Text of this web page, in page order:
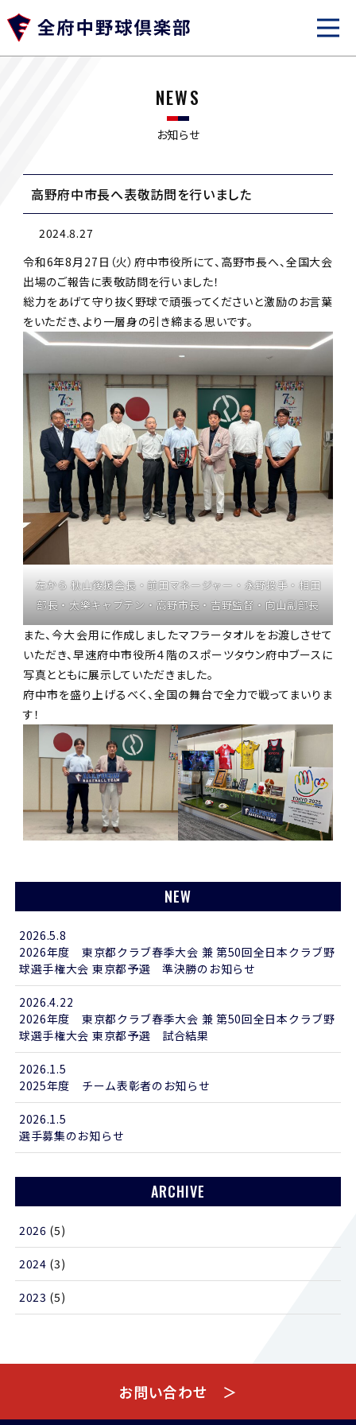
NEWS
お知らせ
高野府中市長へ表敬訪問を行いました
2024.8.27
令和6年8月27日（火）府中市役所にて、高野市長へ、全国大会
出場のご報告に表敬訪問を行いました！
総力をあげて守り抜く野球で頑張ってくださいと激励のお言葉
をいただき、より一層身の引き締まる思いです。
左から 秋山後援会長・前田マネージャー・永野投手・相田
部長・太樂キャプテン・高野市長・吉野監督・向山副部長
また、今大会用に作成しましたマフラータオルをお渡しさせて
いただき、早速府中市役所４階のスポーツタウン府中ブースに
写真とともに展示していただきました。
府中市を盛り上げるべく、全国の舞台で全力で戦ってまいりま
す！
NEW
2026.5.8
2026年度 東京都クラブ春季大会 兼 第50回全日本クラブ野
球選手権大会 東京都予選 準決勝のお知らせ
2026.4.22
2026年度 東京都クラブ春季大会 兼 第50回全日本クラブ野
球選手権大会 東京都予選 試合結果
2026.1.5
2025年度 チーム表彰者のお知らせ
2026.1.5
選手募集のお知らせ
ARCHIVE
2026 (5)
2024 (3)
2023 (5)
お問い合わせ ＞